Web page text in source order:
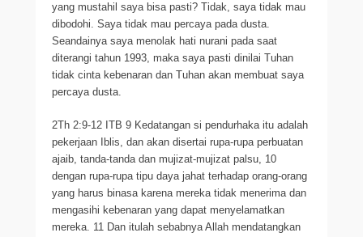
yang mustahil saya bisa pasti? Tidak, saya tidak mau
dibodohi. Saya tidak mau percaya pada dusta.
Seandainya saya menolak hati nurani pada saat
diterangi tahun 1993, maka saya pasti dinilai Tuhan
tidak cinta kebenaran dan Tuhan akan membuat saya
percaya dusta.
2Th 2:9-12 ITB 9 Kedatangan si pendurhaka itu adalah
pekerjaan Iblis, dan akan disertai rupa-rupa perbuatan
ajaib, tanda-tanda dan mujizat-mujizat palsu, 10
dengan rupa-rupa tipu daya jahat terhadap orang-orang
yang harus binasa karena mereka tidak menerima dan
mengasihi kebenaran yang dapat menyelamatkan
mereka. 11 Dan itulah sebabnya Allah mendatangkan